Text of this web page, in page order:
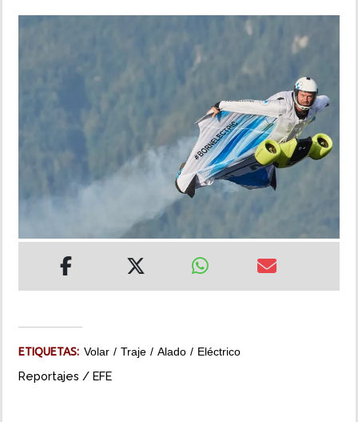
ETIQUETAS: Volar Traje Alado Eléctrico
Reportajes / EFE